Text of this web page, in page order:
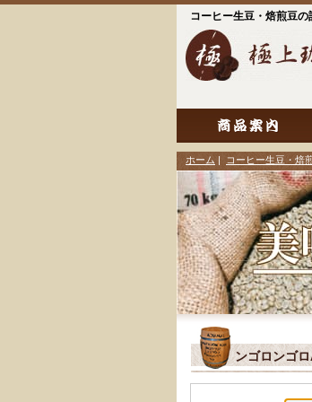
コーヒー生豆・焙煎豆
ホーム | コーヒー生豆・焙
ンゴロンゴ